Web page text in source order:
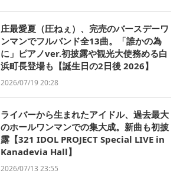
庄最愛夏（圧ねぇ）、完売のバースデーワ
ンマンでフルバンド全13曲。「誰かの為
に」ピアノver.初披露や観光大使務める白
浜町長登場も【誕生日の2日後 2026】
2026/07/19 20:28
ライバーから生まれたアイドル、過去最大
のホールワンマンでの集大成。新曲も初披
露【321 IDOL PROJECT Special LIVE in
Kanadevia Hall】
2026/07/13 23:55